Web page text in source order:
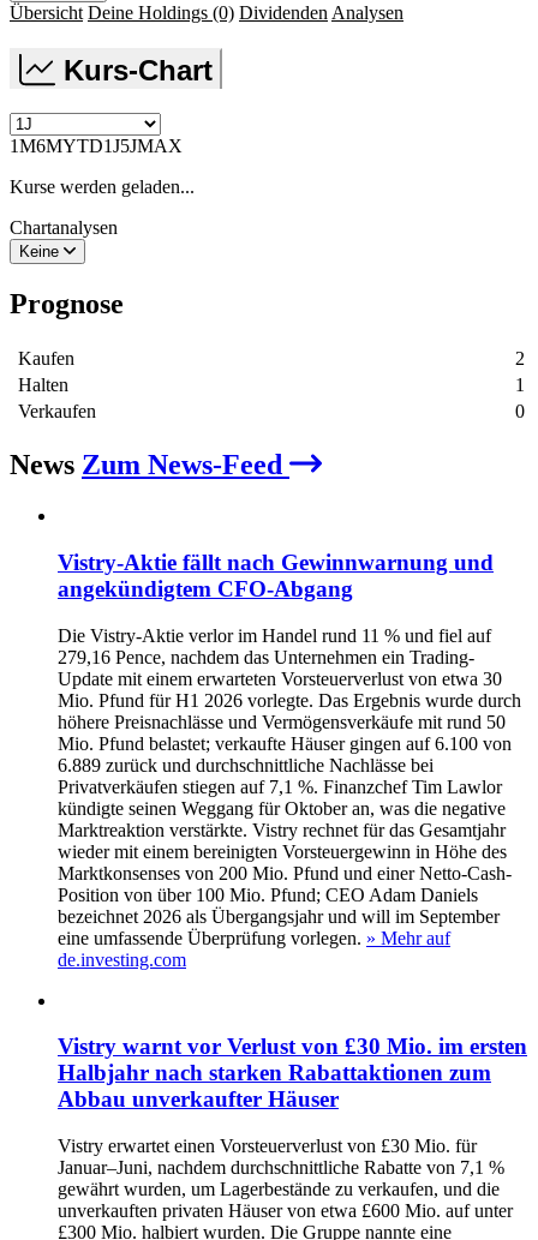
Übersicht Deine Holdings (0) Dividenden Analysen
Kurs-Chart
1M6MYTD1J5JMAX
Kurse werden geladen...
Chartanalysen
Keine
Prognose
Kaufen
2
Halten
1
Verkaufen
0
News Zum News-Feed
Vistry-Aktie fällt nach Gewinnwarnung und
angekündigtem CFO-Abgang
Die Vistry-Aktie verlor im Handel rund 11 % und fiel auf
279,16 Pence, nachdem das Unternehmen ein Trading-
Update mit einem erwarteten Vorsteuerverlust von etwa 30
Mio. Pfund für H1 2026 vorlegte. Das Ergebnis wurde durch
höhere Preisnachlässe und Vermögensverkäufe mit rund 50
Mio. Pfund belastet; verkaufte Häuser gingen auf 6.100 von
6.889 zurück und durchschnittliche Nachlässe bei
Privatverkäufen stiegen auf 7,1 %. Finanzchef Tim Lawlor
kündigte seinen Weggang für Oktober an, was die negative
Marktreaktion verstärkte. Vistry rechnet für das Gesamtjahr
wieder mit einem bereinigten Vorsteuergewinn in Höhe des
Marktkonsenses von 200 Mio. Pfund und einer Netto-Cash-
Position von über 100 Mio. Pfund; CEO Adam Daniels
bezeichnet 2026 als Übergangsjahr und will im September
eine umfassende Überprüfung vorlegen. » Mehr auf
de.investing.com
Vistry warnt vor Verlust von £30 Mio. im ersten
Halbjahr nach starken Rabattaktionen zum
Abbau unverkaufter Häuser
Vistry erwartet einen Vorsteuerverlust von £30 Mio. für
Januar–Juni, nachdem durchschnittliche Rabatte von 7,1 %
gewährt wurden, um Lagerbestände zu verkaufen, und die
unverkauften privaten Häuser von etwa £600 Mio. auf unter
£300 Mio. halbiert wurden. Die Gruppe nannte eine